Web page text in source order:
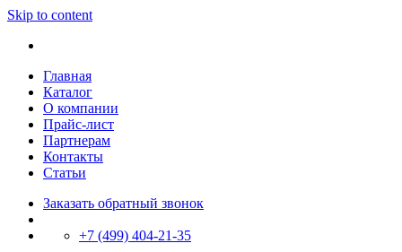
Skip to content
Главная
Каталог
О компании
Прайс-лист
Партнерам
Контакты
Статьи
Заказать обратный звонок
+7 (499) 404-21-35